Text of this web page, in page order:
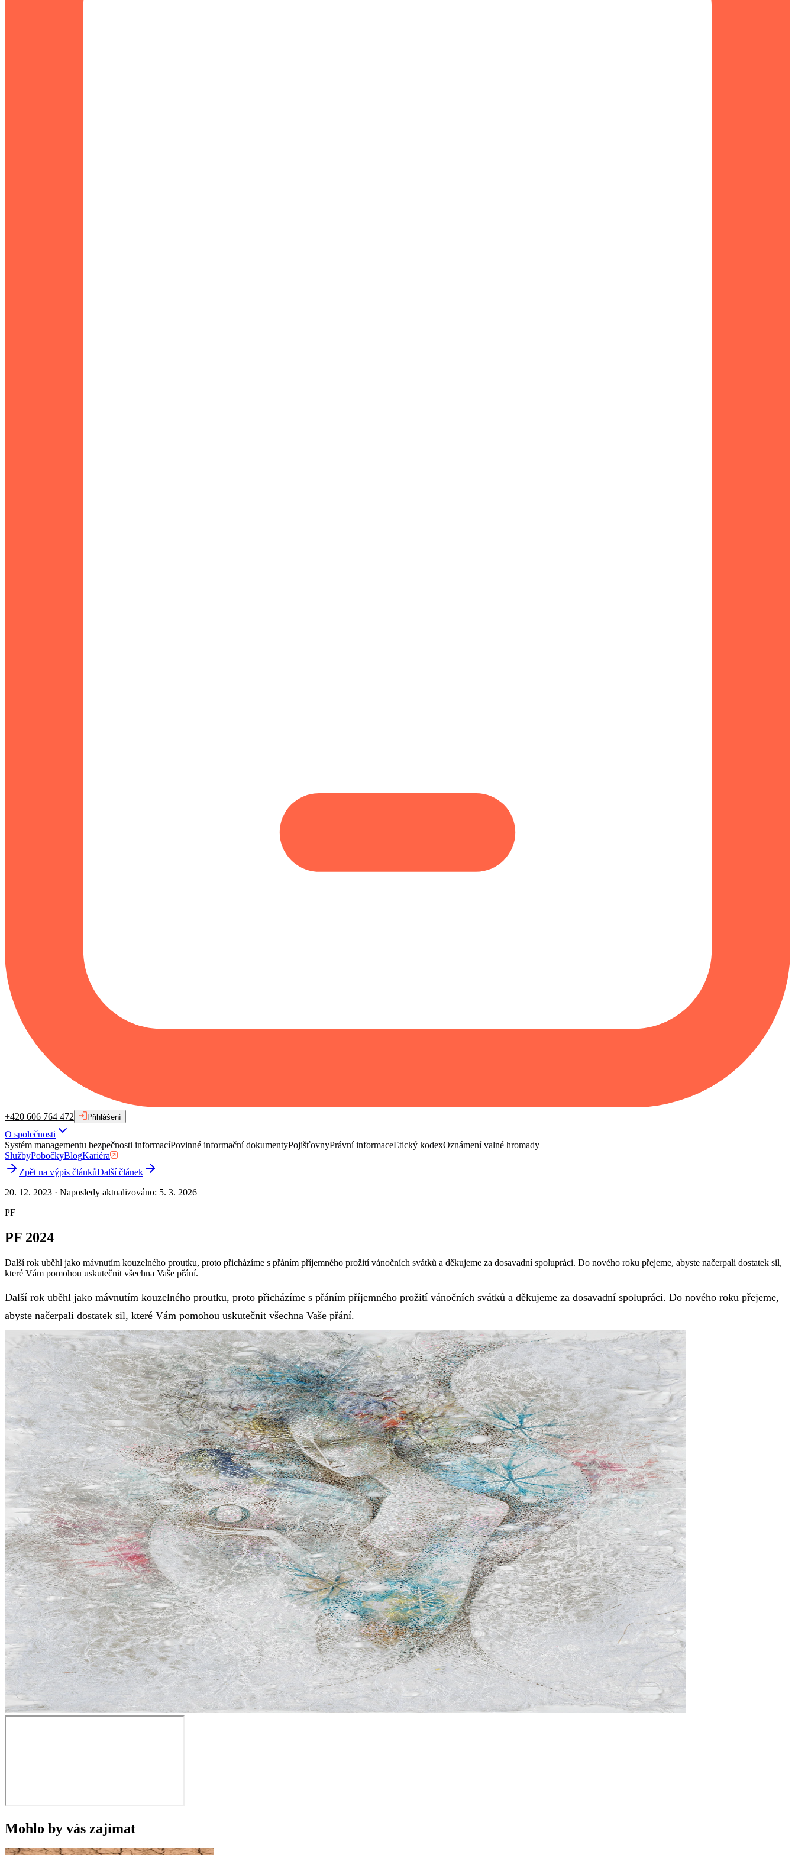
+420 606 764 472 Přihlášení
O společnosti
Systém managementu bezpečnosti informacíPovinné informační dokumentyPojišťovnyPrávní informaceEtický kodexOznámení valné hromady
SlužbyPobočkyBlogKariéra
Zpět na výpis článkůDalší článek
20. 12. 2023 · Naposledy aktualizováno: 5. 3. 2026
PF
PF 2024
Další rok uběhl jako mávnutím kouzelného proutku, proto přicházíme s přáním příjemného prožití vánočních svátků a děkujeme za dosavadní spolupráci. Do nového roku přejeme, abyste načerpali dostatek sil,
které Vám pomohou uskutečnit všechna Vaše přání.
Další rok uběhl jako mávnutím kouzelného proutku, proto přicházíme s přáním příjemného prožití vánočních svátků a děkujeme za dosavadní spolupráci. Do nového roku přejeme,
abyste načerpali dostatek sil, které Vám pomohou uskutečnit všechna Vaše přání.
Mohlo by vás zajímat